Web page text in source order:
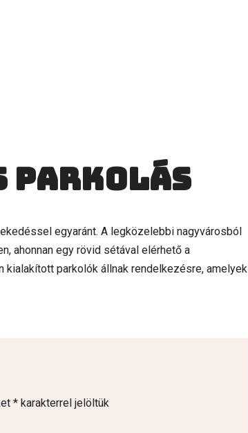
parkolás
egyaránt. A legközelebbi nagyvárosból
ahonnan egy rövid sétával elérhető a
kialakított parkolók állnak rendelkezésre, amelyek
* karakterrel jelöltük